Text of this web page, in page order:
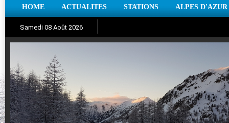
HOME ACTUALITES STATIONS ALPES D'AZUR
Samedi 08 Août 2026